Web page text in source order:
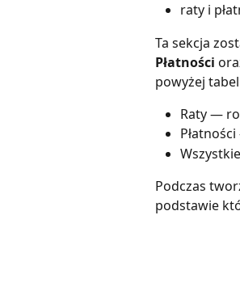
raty i
Ta sekcja
Płatności
powyżej
Raty —
Podczas
podstawie